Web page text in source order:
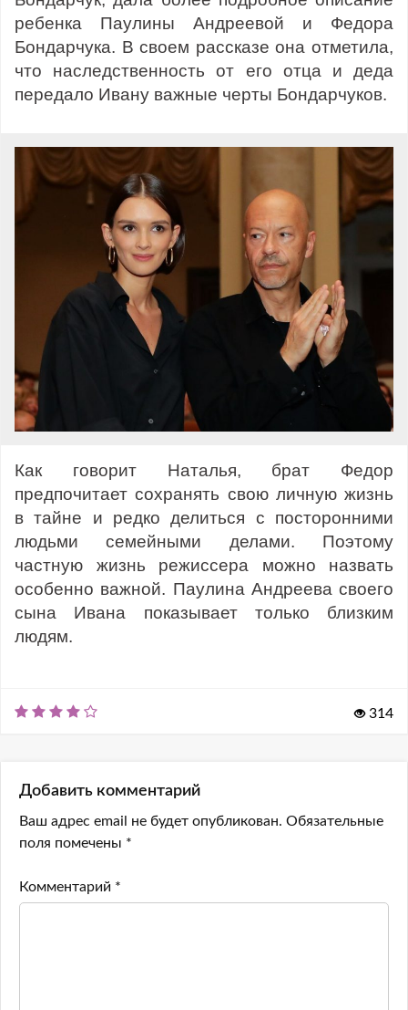
ребенка Паулины Андреевой и Федора
Бондарчука. В своем рассказе она отметила,
что наследственность от его отца и деда
передало Ивану важные черты Бондарчуков.
Как говорит Наталья, брат Федор
предпочитает сохранять свою личную жизнь
в тайне и редко делиться с посторонними
людьми семейными делами. Поэтому
частную жизнь режиссера можно назвать
особенно важной. Паулина Андреева своего
сына Ивана показывает только близким
людям.
314
Добавить комментарий
Ваш адрес email не будет опубликован. Обязательные
поля помечены *
Комментарий *